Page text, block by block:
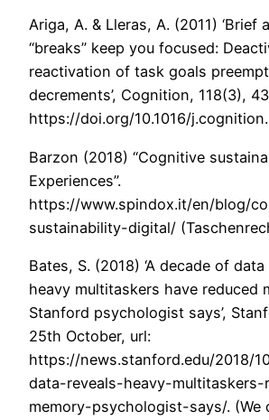
Ariga, A. & Lleras, A. (2011) ‘Brief
“breaks” keep you focused:
reactivation of task goals
decrements’, Cognition, 118(3),
https://doi.org/10.1016/
Barzon (2018) “Cognitive
Experiences”.
https://www.spindox.it/en/blog/
sustainability-digital/
Bates, S. (2018) ‘A decade of
heavy multitaskers have reduced
Stanford psychologist says’,
25th October, url:
https://news.stanford.edu/2018/
data-reveals-heavy-multitaskers-
memory-psychologist-says/. (We